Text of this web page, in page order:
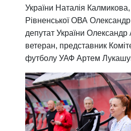
України Наталія
Рівненської ОВА
депутат України Олександр
ветеран, представник
футболу УАФ Артем